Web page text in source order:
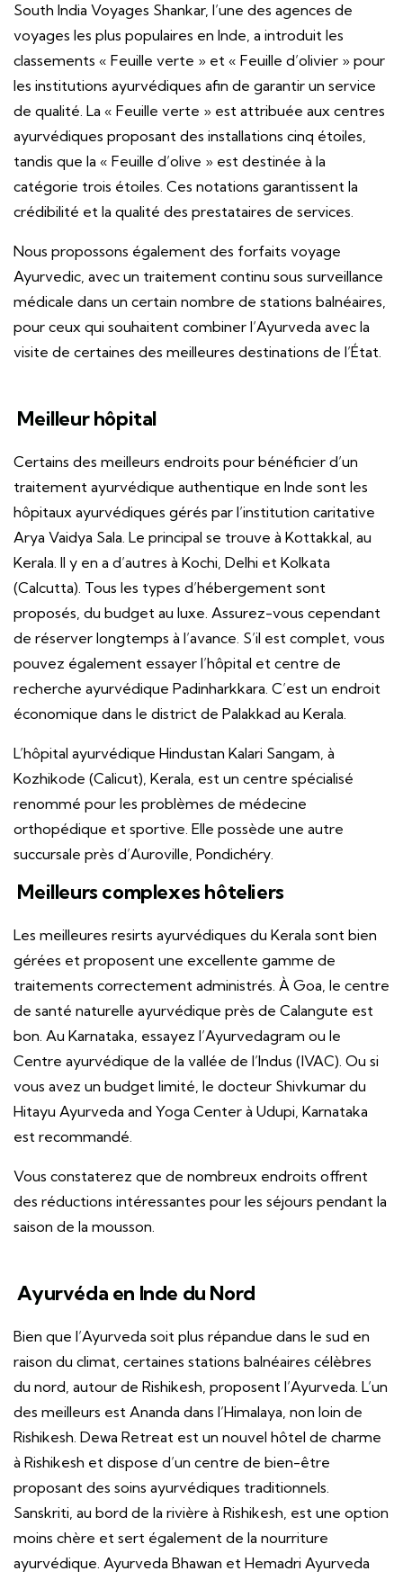
South India Voyages Shankar, l’une des agences de
voyages les plus populaires en Inde, a introduit les
classements « Feuille verte » et « Feuille d’olivier » pour
les institutions ayurvédiques afin de garantir un service
de qualité. La « Feuille verte » est attribuée aux centres
ayurvédiques proposant des installations cinq étoiles,
tandis que la « Feuille d’olive » est destinée à la
catégorie trois étoiles. Ces notations garantissent la
crédibilité et la qualité des prestataires de services.
Nous propossons également des forfaits voyage
Ayurvedic, avec un traitement continu sous surveillance
médicale dans un certain nombre de stations balnéaires,
pour ceux qui souhaitent combiner l’Ayurveda avec la
visite de certaines des meilleures destinations de l’État.
Meilleur hôpital
Certains des meilleurs endroits pour bénéficier d’un
traitement ayurvédique authentique en Inde sont les
hôpitaux ayurvédiques gérés par l’institution caritative
Arya Vaidya Sala. Le principal se trouve à Kottakkal, au
Kerala. Il y en a d’autres à Kochi, Delhi et Kolkata
(Calcutta). Tous les types d’hébergement sont
proposés, du budget au luxe. Assurez-vous cependant
de réserver longtemps à l’avance. S’il est complet, vous
pouvez également essayer l’hôpital et centre de
recherche ayurvédique Padinharkkara. C’est un endroit
économique dans le district de Palakkad au Kerala.
L’hôpital ayurvédique Hindustan Kalari Sangam, à
Kozhikode (Calicut), Kerala, est un centre spécialisé
renommé pour les problèmes de médecine
orthopédique et sportive. Elle possède une autre
succursale près d’Auroville, Pondichéry.
Meilleurs complexes hôteliers
Les meilleures resirts ayurvédiques du Kerala sont bien
gérées et proposent une excellente gamme de
traitements correctement administrés. À Goa, le centre
de santé naturelle ayurvédique près de Calangute est
bon. Au Karnataka, essayez l’Ayurvedagram ou le
Centre ayurvédique de la vallée de l’Indus (IVAC). Ou si
vous avez un budget limité, le docteur Shivkumar du
Hitayu Ayurveda and Yoga Center à Udupi, Karnataka
est recommandé.
Vous constaterez que de nombreux endroits offrent
des réductions intéressantes pour les séjours pendant la
saison de la mousson.
Ayurvéda en Inde du Nord
Bien que l’Ayurveda soit plus répandue dans le sud en
raison du climat, certaines stations balnéaires célèbres
du nord, autour de Rishikesh, proposent l’Ayurveda. L’un
des meilleurs est Ananda dans l’Himalaya, non loin de
Rishikesh. Dewa Retreat est un nouvel hôtel de charme
à Rishikesh et dispose d’un centre de bien-être
proposant des soins ayurvédiques traditionnels.
Sanskriti, au bord de la rivière à Rishikesh, est une option
moins chère et sert également de la nourriture
ayurvédique. Ayurveda Bhawan et Hemadri Ayurveda